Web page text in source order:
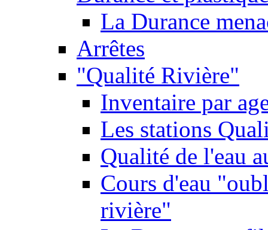
La Durance
Arrêtes
"Qualité Rivière"
Inventaire par
Les stations
Qualité de l'eau
Cours d'eau
rivière"